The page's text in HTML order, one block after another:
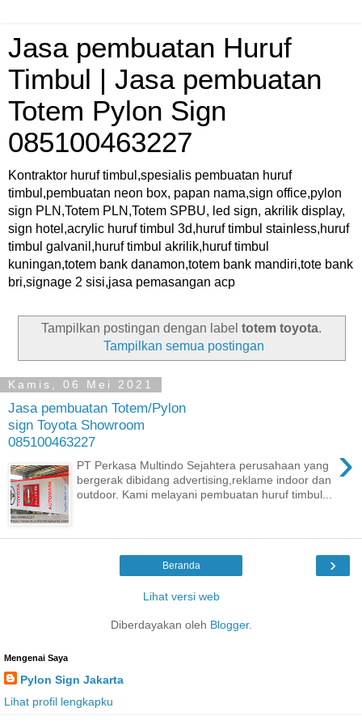
Jasa pembuatan Huruf
Timbul | Jasa pembuatan
Totem Pylon Sign
085100463227
Kontraktor huruf timbul,spesialis pembuatan huruf
timbul,pembuatan neon box, papan nama,sign office,pylon
sign PLN,Totem PLN,Totem SPBU, led sign, akrilik display,
sign hotel,acrylic huruf timbul 3d,huruf timbul stainless,huruf
timbul galvanil,huruf timbul akrilik,huruf timbul
kuningan,totem bank danamon,totem bank mandiri,tote bank
bri,signage 2 sisi,jasa pemasangan acp
Tampilkan postingan dengan label totem toyota.
Tampilkan semua postingan
Kamis, 06 Mei 2021
Jasa pembuatan Totem/Pylon
sign Toyota Showroom
085100463227
›
PT Perkasa Multindo Sejahtera perusahaan yang
bergerak dibidang advertising,reklame indoor dan
outdoor. Kami melayani pembuatan huruf timbul...
›
Beranda
Lihat versi web
Diberdayakan oleh Blogger.
Mengenai Saya
Pylon Sign Jakarta
Lihat profil lengkapku